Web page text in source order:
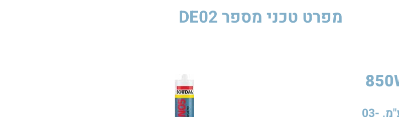
מפרט טכני מספר DE02